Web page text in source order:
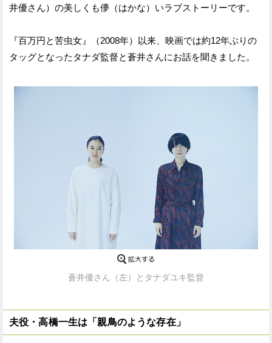
井優さん）の美しくも儚（はかな）いラブストーリーです。
『百万円と苦虫女』（2008年）以来、映画では約12年ぶりの
タッグとなったタナダ監督と蒼井さんにお話を聞きました。
蒼井優さん（左）とタナダユキ監督
夫役・高橋一生は「親鳥のような存在」